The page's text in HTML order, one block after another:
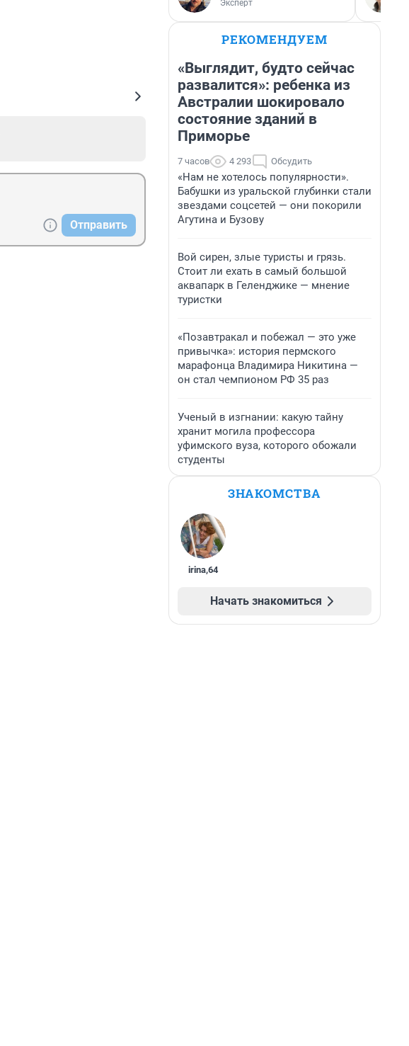
Отправить
Эксперт
РЕКОМЕНДУЕМ
«Выглядит, будто сейчас
развалится»: ребенка из
Австралии шокировало
состояние зданий в
Приморье
7 часов 4 293 Обсудить
«Нам не хотелось популярности».
Бабушки из уральской глубинки стали
звездами соцсетей — они покорили
Агутина и Бузову
Вой сирен, злые туристы и грязь.
Стоит ли ехать в самый большой
аквапарк в Геленджике — мнение
туристки
«Позавтракал и побежал — это уже
привычка»: история пермского
марафонца Владимира Никитина —
он стал чемпионом РФ 35 раз
Ученый в изгнании: какую тайну
хранит могила профессора
уфимского вуза, которого обожали
студенты
ЗНАКОМСТВА
irina,64
Начать знакомиться